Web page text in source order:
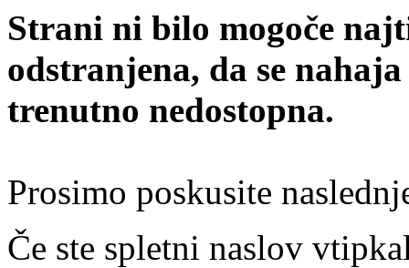
Strani ni bilo mogoče
odstranjena, da se
trenutno nedostopna.
Prosimo poskusite
Če ste spletni naslov